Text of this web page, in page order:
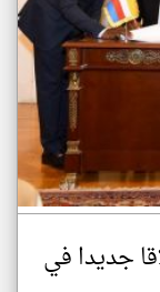
جديدا في